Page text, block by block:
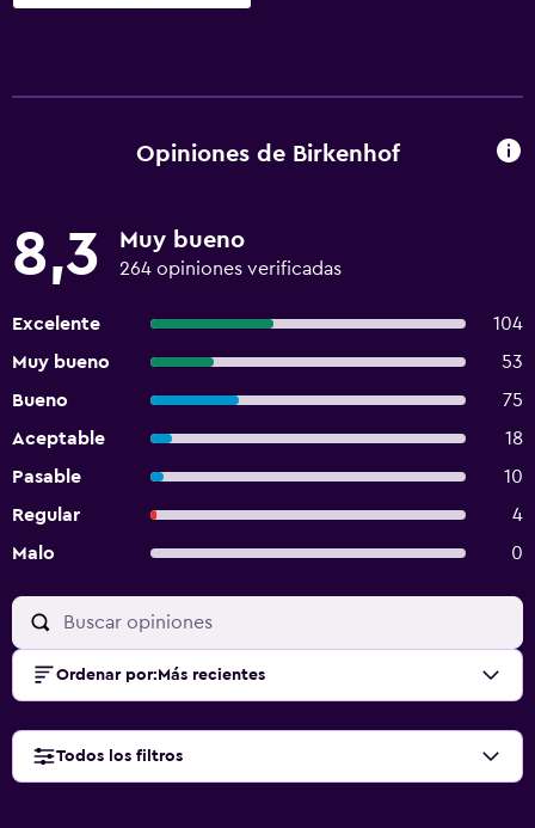
Opiniones de Birkenhof
8,3 Muy bueno
264 opiniones verificadas
Excelente
104
Muy bueno
53
Bueno
75
Aceptable
18
Pasable
10
Regular
4
Malo
0
Ordenar por: Más recientes
Todos los filtros